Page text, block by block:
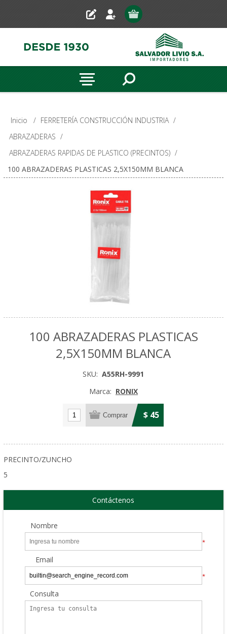
Inicio / FERRETERÍA CONSTRUCCIÓN INDUSTRIA /
ABRAZADERAS /
ABRAZADERAS RAPIDAS DE PLASTICO (PRECINTOS) /
100 ABRAZADERAS PLASTICAS 2,5X150MM BLANCA
100 ABRAZADERAS PLASTICAS
2,5X150MM BLANCA
SKU: A55RH-9991
Marca: RONIX
$ 45
PRECINTO/ZUNCHO
5
Contáctenos
Nombre
*
Email
*
Consulta